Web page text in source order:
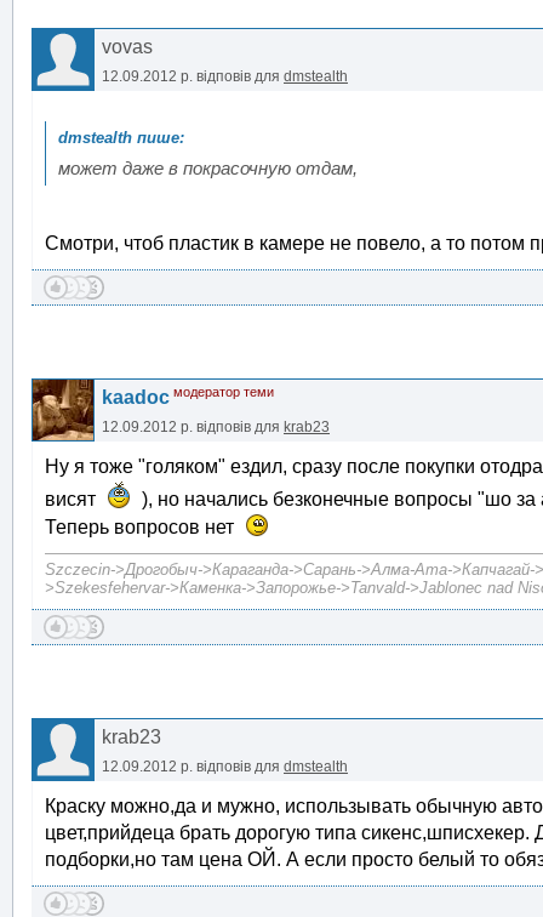
vovas
12.09.2012 р. відповів для dmstealth
может даже в покрасочную отдам,
Смотри, чтоб пластик в камере не повело, а то потом
kaadoc модератор теми
12.09.2012 р. відповів для krab23
Ну я тоже "голяком" ездил, сразу после покупки
висят
), но начались безконечные вопросы "шо
Теперь вопросов нет
Szczecin->Дрогобыч->Караганда->Сарань->Алма-Ата->Капчагай-
>Szekesfehervar->Каменка->Запорожье->Tanvald->Jablonec nad
krab23
12.09.2012 р. відповів для dmstealth
Краску можно,да и мужно, использывать обычную
цвет,прийдеца брать дорогую типа
подборки,но там цена ОЙ. А если просто белый то